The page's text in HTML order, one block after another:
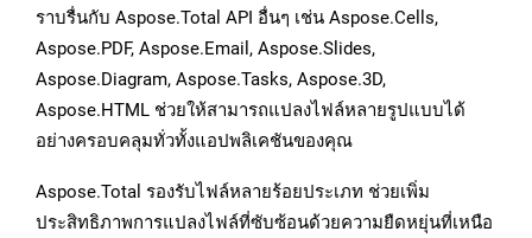
ราบรื่นกับ Aspose.Total API อื่นๆ เช่น Aspose.Cells,
Aspose.PDF, Aspose.Email, Aspose.Slides,
Aspose.Diagram, Aspose.Tasks, Aspose.3D,
Aspose.HTML ช่วยให้สามารถแปลงไฟล์หลายรูปแบบได้
อย่างครอบคลุมทั่วทั้งแอปพลิเคชันของคุณ
Aspose.Total รองรับไฟล์หลายร้อยประเภท ช่วยเพิ่ม
ประสิทธิภาพการแปลงไฟล์ที่ซับซ้อนด้วยความยืดหยุ่นที่เหนือ